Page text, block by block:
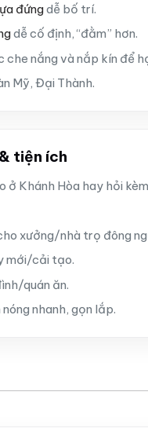
đứngdễ bố trí.
dễ cố định, “đằm” hơn.
nắng và nắp kín để
Mỹ, Đại Thành.
tiện ích
Khánh Hòa hay hỏi
xưởng/nhà trọ đông
mới/cải tạo.
quán ăn.
nhanh, gọn lắp.